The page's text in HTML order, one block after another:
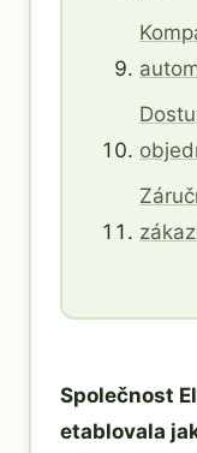
Společnost
etablovala